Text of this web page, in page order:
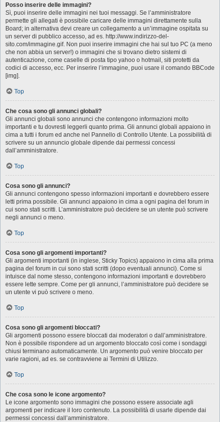
Posso inserire delle immagini?
Sì, puoi inserire delle immagini nei tuoi messaggi. Se l’amministratore
permette gli allegati è possibile caricare delle immagini direttamente sulla
Board; in alternativa devi creare un collegamento a un’immagine ospitata su
un server di pubblico accesso, ad es. http://www.indirizzo-del-
sito.com/immagine.gif. Non puoi inserire immagini che hai sul tuo PC (a meno
che non abbia un server!) o immagini che si trovano dietro sistemi di
autenticazione, come caselle di posta tipo yahoo o hotmail, siti protetti da
codici di accesso, ecc. Per inserire l’immagine, puoi usare il comando BBCode
[img].
Top
Che cosa sono gli annunci globali?
Gli annunci globali sono annunci che contengono informazioni molto
importanti e tu dovresti leggerli quanto prima. Gli annunci globali appaiono in
cima a tutti i forum ed anche nel Pannello di Controllo Utente. La possibilità di
scrivere su un annuncio globale dipende dai permessi concessi
dall’amministratore.
Top
Cosa sono gli annunci?
Gli annunci contengono spesso informazioni importanti e dovrebbero essere
letti prima possibile. Gli annunci appaiono in cima a ogni pagina del forum in
cui sono stati scritti. L’amministratore può decidere se un utente può scrivere
negli annunci o meno.
Top
Cosa sono gli argomenti importanti?
Gli argomenti importanti (in inglese, Sticky Topics) appaiono in cima alla prima
pagina del forum in cui sono stati scritti (dopo eventuali annunci). Come si
intuisce dal nome stesso, contengono informazioni importanti e dovrebbero
essere lette sempre. Come per gli annunci, l’amministratore può decidere se
un utente vi può scrivere o meno.
Top
Cosa sono gli argomenti bloccati?
Gli argomenti possono essere bloccati dai moderatori o dall’amministratore.
Non è possibile rispondere ad un argomento bloccato così come i sondaggi
chiusi terminano automaticamente. Un argomento può venire bloccato per
varie ragioni, ad es. se contravviene ai Termini di Utilizzo.
Top
Che cosa sono le icone argomento?
Le icone argomento sono immagini che possono essere associate agli
argomenti per indicare il loro contenuto. La possibilità di usarle dipende dai
permessi concessi dall’amministratore.